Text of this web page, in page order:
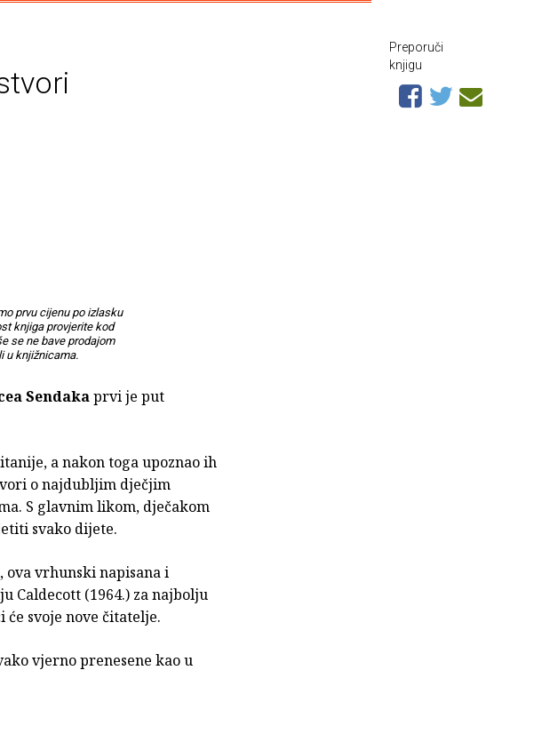
prvu cijenu po izlasku
knjiga provjerite kod
se ne bave prodajom
u knjižnicama.
Sendakaprvi je put
a nakon toga upoznao ih
o najdubljim dječjim
S glavnim likom, dječakom
svako dijete.
vrhunski napisana i
Caldecott (1964.) za najbolju
svoje nove čitatelje.
vjerno prenesene kao u
Preporuči
knjigu